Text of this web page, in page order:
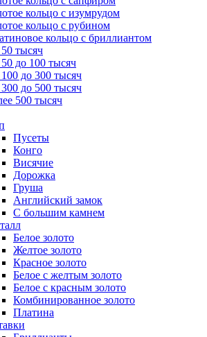
кольцо с изумрудом
кольцо с рубином
кольцо с бриллиантом
тысяч
до 100 тысяч
до 300 тысяч
до 500 тысяч
500 тысяч
Пусеты
Конго
Висячие
Дорожка
Груша
Английский замок
С большим камнем
Белое золото
Желтое золото
Красное золото
Белое с желтым золото
Белое с красным золото
Комбинированное золото
Платина